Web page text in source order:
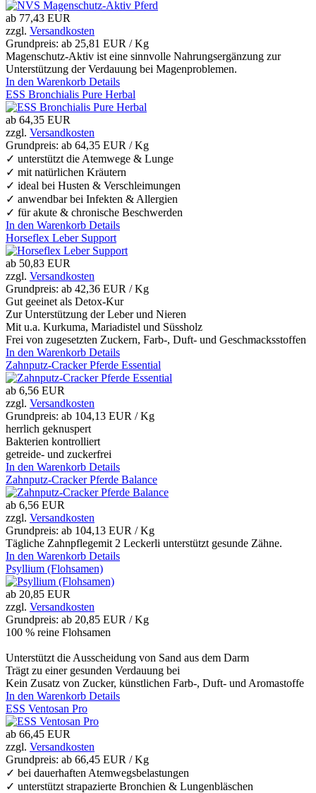
ab 77,43 EUR
zzgl. Versandkosten
Grundpreis: ab 25,81 EUR / Kg
Magenschutz-Aktiv ist eine sinnvolle Nahrungsergänzung zur
Unterstützung der Verdauung bei Magenproblemen.
In den Warenkorb Details
ESS Bronchialis Pure Herbal
ab 64,35 EUR
zzgl. Versandkosten
Grundpreis: ab 64,35 EUR / Kg
✓ unterstützt die Atemwege & Lunge
✓ mit natürlichen Kräutern
✓ ideal bei Husten & Verschleimungen
✓ anwendbar bei Infekten & Allergien
✓ für akute & chronische Beschwerden
In den Warenkorb Details
Horseflex Leber Support
ab 50,83 EUR
zzgl. Versandkosten
Grundpreis: ab 42,36 EUR / Kg
Gut geeinet als Detox-Kur
Zur Unterstützung der Leber und Nieren
Mit u.a. Kurkuma, Mariadistel und Süssholz
Frei von zugesetzten Zuckern, Farb-, Duft- und Geschmacksstoffen
In den Warenkorb Details
Zahnputz-Cracker Pferde Essential
ab 6,56 EUR
zzgl. Versandkosten
Grundpreis: ab 104,13 EUR / Kg
herrlich geknuspert
Bakterien kontrolliert
getreide- und zuckerfrei
In den Warenkorb Details
Zahnputz-Cracker Pferde Balance
ab 6,56 EUR
zzgl. Versandkosten
Grundpreis: ab 104,13 EUR / Kg
Tägliche Zahnpflegemit 2 Leckerli unterstützt gesunde Zähne.
In den Warenkorb Details
Psyllium (Flohsamen)
ab 20,85 EUR
zzgl. Versandkosten
Grundpreis: ab 20,85 EUR / Kg
100 % reine Flohsamen
Unterstützt die Ausscheidung von Sand aus dem Darm
Trägt zu einer gesunden Verdauung bei
Kein Zusatz von Zucker, künstlichen Farb-, Duft- und Aromastoffe
In den Warenkorb Details
ESS Ventosan Pro
ab 66,45 EUR
zzgl. Versandkosten
Grundpreis: ab 66,45 EUR / Kg
✓ bei dauerhaften Atemwegsbelastungen
✓ unterstützt strapazierte Bronchien & Lungenbläschen